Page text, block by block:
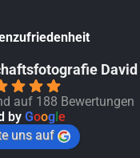
auf 188 Bewertungen
by Goog e
uns auf